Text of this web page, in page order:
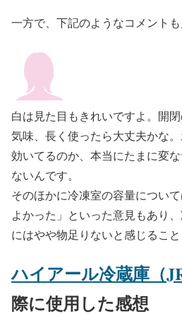
一方で、下記のようなコメントも
白は見た目もきれいですよ。開
気味、長く使ったら大丈夫かな
効いてるのか、本当にたまに変
ないんです。
そのほかに冷凍室の容量につい
よかった」といった意見もあり
にはやや物足りないと感じること
ハイアール冷蔵庫（
際に使用した感想